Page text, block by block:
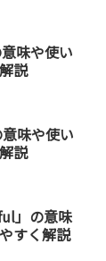
味や使い
説
味や使い
説
」の意味
すく解説